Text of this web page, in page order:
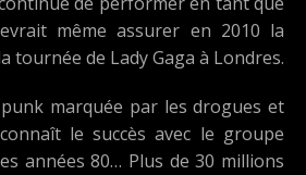
même assurer en 2010 la
tournée de Lady Gaga à Londres.
marquée par les drogues et
le succès avec le groupe
années 80… Plus de 30 millions